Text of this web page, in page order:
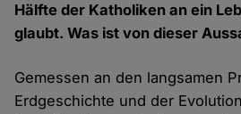
Hälfte der Katholiken an ein
glaubt. Was ist von dieser
Gemessen an den langsamen
Erdgeschichte und der